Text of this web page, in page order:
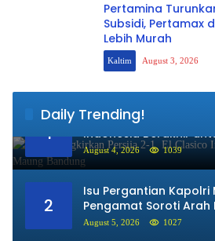
Pertamina
Subsidi, Pertamax
Lebih Murah
Kaltim August 3, 2026
Daily Trending!
1
Persib Singkirkan
Indonesia Berakhir
August 4, 2026 1039
2
Isu Pergantian Kapolri
Pengamat Soroti Arah
August 5, 2026 1027